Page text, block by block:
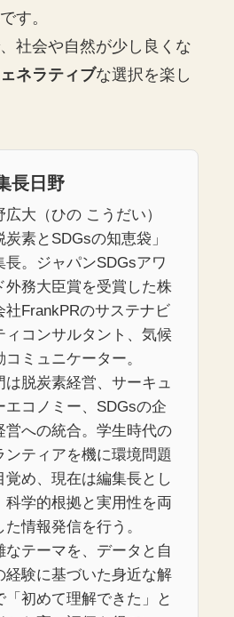
す。
社会や自然が少し良くな
ネラティブな選択を楽し
長日野
広大（ひの こうだい）
炭素とSDGsの知恵袋」
長。ジャパンSDGsアワ
外務大臣賞を受賞した株
社FrankPRのサステナビ
ィコンサルタント、気候
コミュニケーター。
は脱炭素経営、サーキュ
エコノミー、SDGsの企
営への統合。学生時代の
ンティアを機に環境問題
覚め、現在は編集長とし
科学的根拠と実用性を両
た情報発信を行う。
なテーマを、データと自
経験に基づいた身近な解
「初めて理解できた」と